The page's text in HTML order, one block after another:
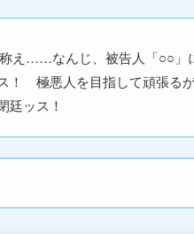
え……なんじ、被告人「○○」
！ 極悪人を目指して頑張る
ッス！